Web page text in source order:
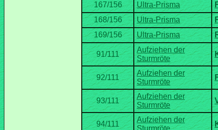
Aufziehen der
Aufziehen der
Aufziehen der
Aufziehen der